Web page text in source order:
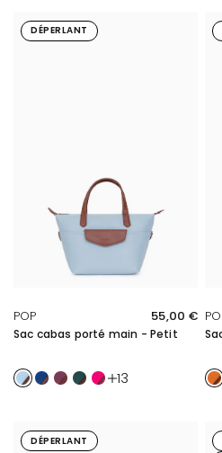
DÉPERLANT
POP 55,00 €
Sac cabas porté main - Petit
Bleu cielAzurCassis
Émeraude
Fuchsia
13
DÉPERLANT